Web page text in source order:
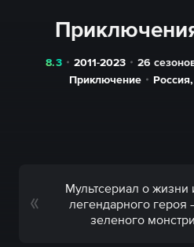
8.3 2011-2023 26
Приключение
Россия,
Мультсериал о
легендарного героя
зеленого